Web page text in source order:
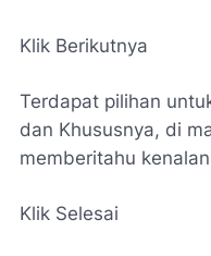
Klik Berikutnya
Terdapat pilihan
dan Khususnya, di
memberitahu
Klik Selesai